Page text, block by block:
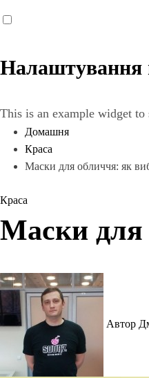
Налаштування
This is an example widget
Домашня
Краса
Маски для обличчя: як
Краса
Маски для
Автор